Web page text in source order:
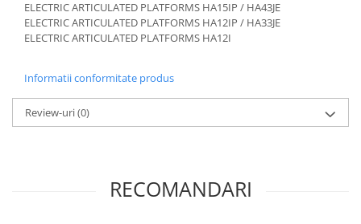
Motoare electrice
Placa electronica
Contact general - Ciuperca
Becuri indicatoare
Limitatori
Piese Kaiser
Piese Jacobsen
Piese Hamm
ELECTRIC ARTICULATED PLATFORMS HA15IP / HA43JE
ELECTRIC ARTICULATED PLATFORMS HA12IP / HA33JE
ELECTRIC ARTICULATED PLATFORMS HA12I
Informatii conformitate produs
Review-uri(0)
RECOMANDARI